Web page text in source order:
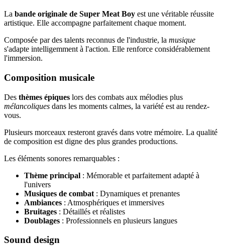
La bande originale de Super Meat Boy est une véritable réussite
artistique. Elle accompagne parfaitement chaque moment.
Composée par des talents reconnus de l'industrie, la musique
s'adapte intelligemment à l'action. Elle renforce considérablement
l'immersion.
Composition musicale
Des thèmes épiques lors des combats aux mélodies plus
mélancoliques dans les moments calmes, la variété est au rendez-
vous.
Plusieurs morceaux resteront gravés dans votre mémoire. La qualité
de composition est digne des plus grandes productions.
Les éléments sonores remarquables :
Thème principal : Mémorable et parfaitement adapté à
l'univers
Musiques de combat : Dynamiques et prenantes
Ambiances : Atmosphériques et immersives
Bruitages : Détaillés et réalistes
Doublages : Professionnels en plusieurs langues
Sound design